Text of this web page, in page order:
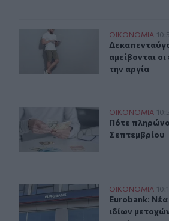
Δεκαπενταύγουστος: ΠώςΟΙΚΟΝΟΜΙΑ
αμείβονται
την αργία
Πότε πληρώνονται οι συντάξεις
ΟΙΚΟΝΟΜΙΑ
Πότε
Πότε
Σεπτεμβρίου
Eurobank: Νέα αγορά 1,1 εκατ.
ΟΙΚΟΝΟΜΙΑ
Eurobank:
Eurobank: Νέα
ιδίων